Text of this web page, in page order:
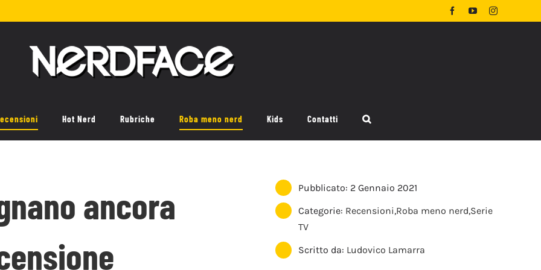
FacebookYouTubeInstagram
Hot Nerd Rubriche Roba meno nerd Kids Contatti
ancora
Pubblicato: 2 Gennaio 2021
Categorie: Recensioni,Roba meno nerd,Serie
TV
Scritto da: Ludovico Lamarra